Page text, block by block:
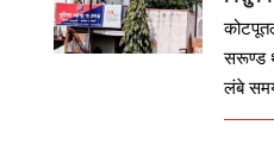
सरूण्ड
लंबे